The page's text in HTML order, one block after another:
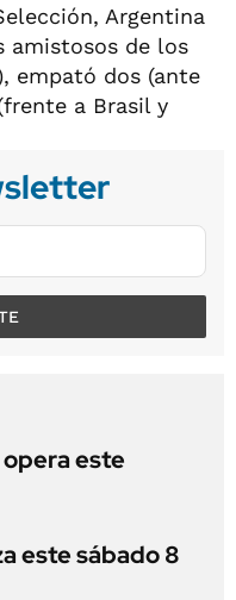
Argentina
amistosos de los
empató dos (ante
a Brasil y
este
este sábado 8